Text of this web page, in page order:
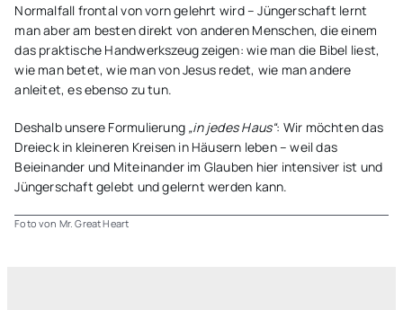
Normalfall frontal von vorn gelehrt wird – Jüngerschaft lernt
man aber am besten direkt von anderen Menschen, die einem
das praktische Handwerkszeug zeigen: wie man die Bibel liest,
wie man betet, wie man von Jesus redet, wie man andere
anleitet, es ebenso zu tun.
Deshalb unsere Formulierung „in jedes Haus“: Wir möchten das
Dreieck in kleineren Kreisen in Häusern leben – weil das
Beieinander und Miteinander im Glauben hier intensiver ist und
Jüngerschaft gelebt und gelernt werden kann.
Foto von Mr. Great Heart